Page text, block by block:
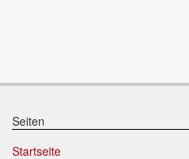
Wir weisen eindringlich darauf
einverstanden sind und diese
Seiten
Startseite